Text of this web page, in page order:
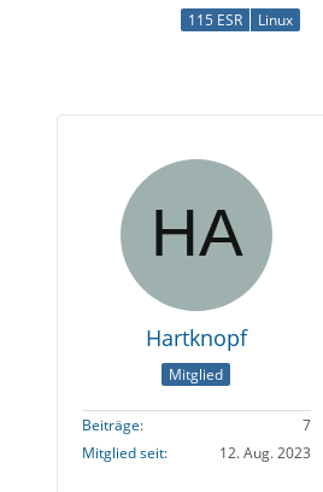
115 ESR Linux
Hartknopf
Mitglied
Beiträge
7
Mitglied seit
12. Aug. 2023